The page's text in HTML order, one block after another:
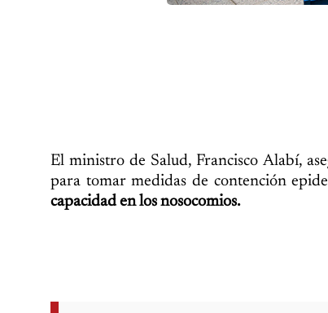
El ministro de Salud, Francisco Alabí,
para tomar medidas de contención
capacidad en los nosocomios.